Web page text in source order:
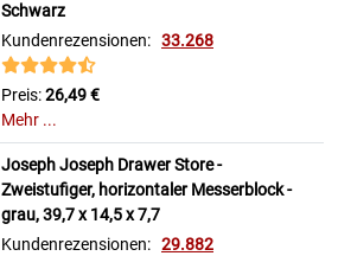
Schwarz
Kundenrezensionen: 33.268
Preis:26,49 €
Mehr ...
Joseph Joseph Drawer Store -
Zweistufiger, horizontaler Messerblock -
grau, 39,7 x 14,5 x 7,7
Kundenrezensionen: 29.882